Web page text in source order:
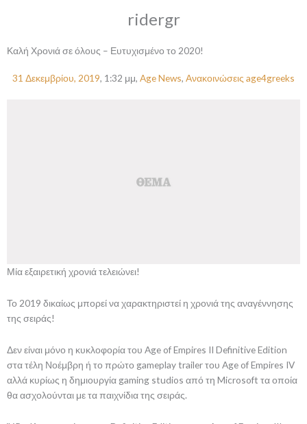
ridergr
Καλή Χρονιά σε όλους – Ευτυχισμένο το 2020!
31 Δεκεμβρίου, 2019, 1:32 μμ, Age News, Ανακοινώσεις age4greeks
Μία εξαιρετική χρονιά τελειώνει!
Το 2019 δικαίως μπορεί να χαρακτηριστεί η χρονιά της αναγέννησης
της σειράς!
Δεν είναι μόνο η κυκλοφορία του Age of Empires II Definitive Edition
στα τέλη Νοέμβρη ή το πρώτο gameplay trailer του Age of Empires IV
αλλά κυρίως η δημιουργία gaming studios από τη Microsoft τα οποία
θα ασχολούνται με τα παιχνίδια της σειράς.